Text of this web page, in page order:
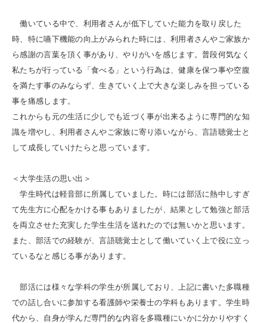
働いている中で、利用者さんが低下していた能力を取り戻した
時、特に嚥下機能の向上がみられた時には、利用者さんやご家族か
ら感謝の言葉を頂く事があり、やりがいを感じます。普段何気なく
私たちが行っている「食べる」という行為は、健康を保つ事や空腹
を満たす事のみならず、生きていく上で大きな楽しみを担っている
事を痛感します。
これからも元の生活に少しでも近づく事が出来るように専門的な知
識を増やし、利用者さんやご家族に寄り添いながら、言語聴覚士と
して成長していけたらと思っています。
＜大学生活の思い出＞
学生時代は軽音部に所属していました。時には部活に熱中しすぎ
て先生方に心配をかける事もありましたが、結果として勉強と部活
を両立させた充実した学生生活を送れたのでは無いかと思います。
また、部活での経験が、言語聴覚士として働いていく上で役に立っ
ているなと感じる事があります。
部活には様々な学科の学生が所属しており、上記に書いた多職種
での話し合いに参加する看護師や栄養士の学科もあります。学生時
代から、自身が学んだ専門的な内容を多職種にいかに分かりやすく